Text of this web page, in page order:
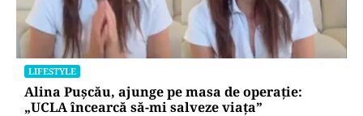
LIFESTYLE
Alina Pușcău, ajunge pe masa de operație:
„UCLA încearcă să-mi salveze viața”